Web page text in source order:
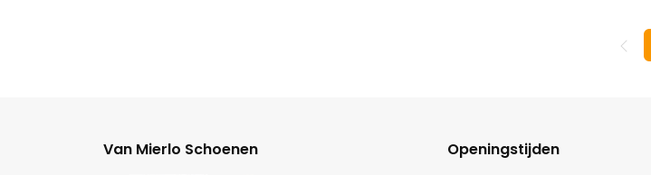
Van Mierlo Schoenen
Openingstijden